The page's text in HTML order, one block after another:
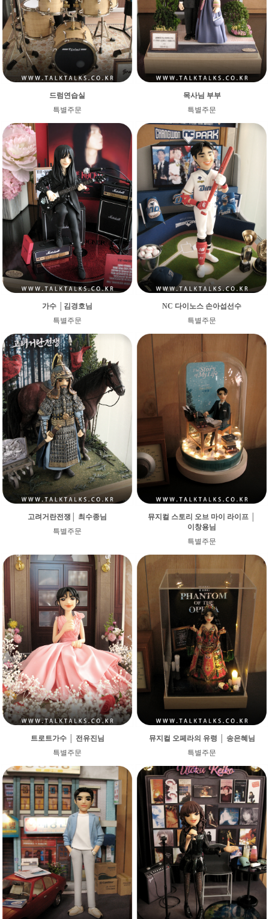
드럼연습실
특별주문
목사님 부부
특별주문
가수 │김경호님
특별주문
NC 다이노스 손아섭선수
특별주문
고려거란전쟁│ 최수종님
특별주문
뮤지컬 스토리 오브 마이 라이프 │
이창용님
특별주문
트로트가수 │ 전유진님
특별주문
뮤지컬 오페라의 유령 │ 송은혜님
특별주문